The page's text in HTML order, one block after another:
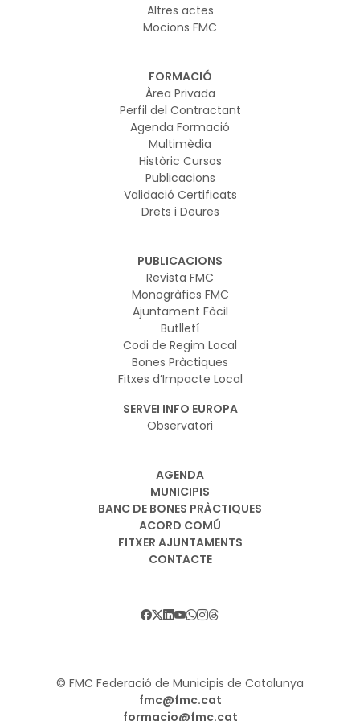
Altres actes
Mocions FMC
FORMACIÓ
Àrea Privada
Perfil del Contractant
Agenda Formació
Multimèdia
Històric Cursos
Publicacions
Validació Certificats
Drets i Deures
PUBLICACIONS
Revista FMC
Monogràfics FMC
Ajuntament Fàcil
Butlletí
Codi de Regim Local
Bones Pràctiques
Fitxes d’Impacte Local
SERVEI INFO EUROPA
Observatori
AGENDA
MUNICIPIS
BANC DE BONES PRÀCTIQUES
ACORD COMÚ
FITXER AJUNTAMENTS
CONTACTE
© FMC Federació de Municipis de Catalunya
fmc@fmc.cat
formacio@fmc.cat